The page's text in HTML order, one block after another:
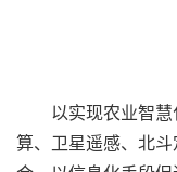
以实现农业智
算、卫星遥感、北